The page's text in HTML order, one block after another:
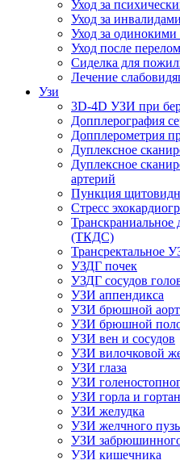
Уход за
Уход за инвалидами
Уход за
Уход после
Сиделка для
Лечение
Узи
3D-4D УЗИ при
Допплерография
Допплерометрия
Дуплексное
Дуплексное
артерий
Пункция
Стресс
Транскраниальное
(ТКДС)
Трансректальное
УЗДГ почек
УЗДГ сосудов
УЗИ аппендикса
УЗИ брюшной
УЗИ брюшной
УЗИ вен и сосудов
УЗИ вилочковой
УЗИ глаза
УЗИ
УЗИ горла и
УЗИ желудка
УЗИ желчного
УЗИ забрюшинного
УЗИ кишечника